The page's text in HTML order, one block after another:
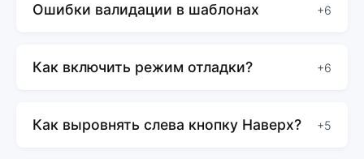
Ошибки валидации в шаблонах +6
Как включить режим отладки? +6
Как выровнять слева кнопку Наверх? +5